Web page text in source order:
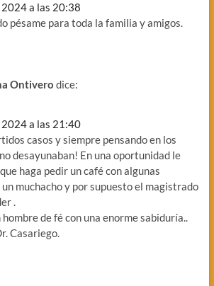
2024 a las 20:38
pésame para toda la familia y amigos.
Ontivero dice:
2024 a las 21:40
casos y siempre pensando en los
desayunaban! En una oportunidad le
haga pedir un café con algunas
muchacho y por supuesto el magistrado
.
de fé con una enorme sabiduría..
Casariego.